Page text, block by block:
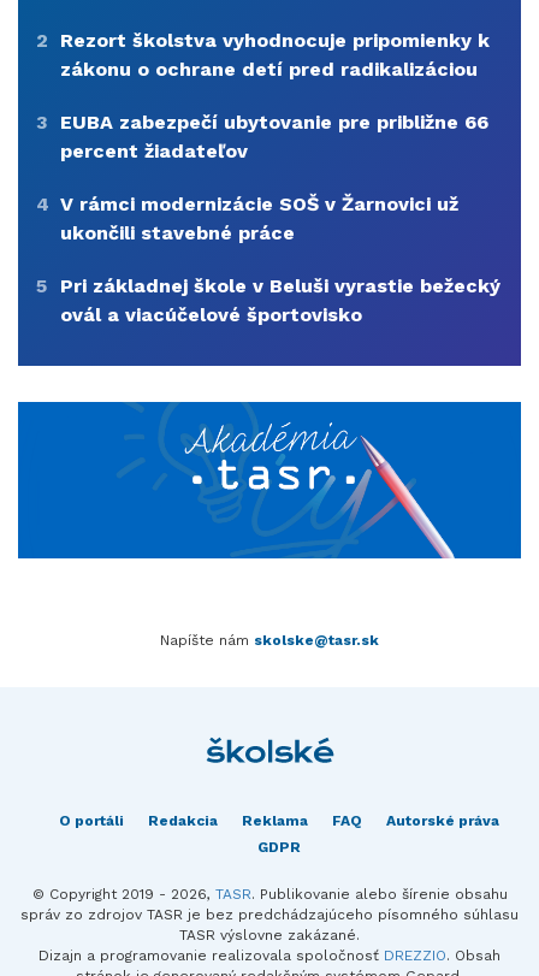
2
Rezort školstva vyhodnocuje pripomienky k
zákonu o ochrane detí pred radikalizáciou
3
EUBA zabezpečí ubytovanie pre približne 66
percent žiadateľov
4 V rámci modernizácie SOŠ v Žarnovici už
ukončili stavebné práce
5
Pri základnej škole v Beluši vyrastie bežecký
ovál a viacúčelové športovisko
Napíšte nám skolske@tasr.sk
O portáli Redakcia Reklama FAQ
Autorské práva
GDPR
© Copyright 2019 - 2026, TASR. Publikovanie alebo šírenie obsahu
správ zo zdrojov TASR je bez predchádzajúceho písomného súhlasu
TASR výslovne zakázané.
Dizajn a programovanie realizovala spoločnosť DREZZIO. Obsah